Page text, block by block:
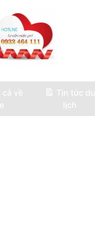
cả về
Tin tức du
lịch